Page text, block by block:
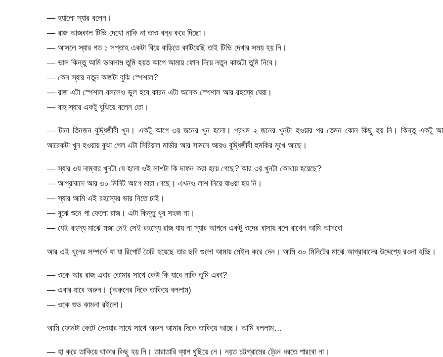
— হ্যালো স্যার বলেন।
— রাজ আজকাল টিভি দেখো নাকি না তাও বন্ধ করে দিছো।
— আসলে স্যার গত ১ সপ্তাহ একটা বিয়ে বাড়িতে কাটিয়েছি তাই টিভি দেখার সময় হয় নি।
— ভাল কিন্তু আমি ভাবলাম তুমি হয়ত আগে আমায় ফোন দিয়ে নতুন কাজটা তুমি নিবে।
— কেন স্যার নতুন কাজটা বুঝি স্পেশাল?
— রাজ এটা স্পেশাল বললেও ভুল হবে কারন এটা অনেক স্পেশাল আর রহস্যে ঘেরা।
— বাহ্ স্যার একটু বুঝিয়ে বলেন তো।
— টানা তিনজন বুদ্ধিজীবী খুন। একটু আগে ৩য় জনের খুন হলো। প্রথম ২ জনের খুনটা হওয়ার পর তেমন কোন কিছু হয় নি। কিন্তু একটু
আরেকটা খুন হওয়ায় বুঝা গেল এটা সিরিয়াল মার্ডার আর সামনে আরও বুদ্ধিজীবী হুমকির মুখে আছে।
— স্যার ৩য় নাম্বার খুনটা যে হলো ওই লাশটা কি দাফন করা হয়ে গেছে? আর ৩য় খুনটা কোথায় হয়েছে?
— আগ্রাবাদে আর ৩০ মিনিট আগে মারা গেছে। এখনও লাশ নিয়ে যাওয়া হয় নি।
— স্যার আমি এই রহস্যের ভার নিতে চাই।
— বুঝে শুনে পা ফেলো রাজ। এটা কিন্তু খুব সহজ না।
— যেই রহস্য মাঝে মজা নেই সেই রহস্যে রাজ যায় না স্যার আপনে একটু ওদের বাসায় বলে রাখেন আমি আসবো
আর এই খুনের সম্পর্কে যা যা রিপোর্ট তৈরি হয়েছে তার ছবি গুলো আমায় মেইল করে দেন। আমি ৩০ মিনিটের মাঝে আগ্রাবাদের উদ্দেশ্যে রওনা হচ্ছি।
— ওকে আর রাজ এবার তোমার সাথে কেউ কি যাবে নাকি তুমি একা?
— এবার যাবে অরুন। (অরুনের দিকে তাকিয়ে বললাম)
— ওকে শুভ কামনা রইলো।
আমি ফোনটা কেটে দেওয়ার সাথে সাথে অরুন আমার দিকে তাকিয়ে আছে। আমি বললাম…
— হা করে তাকিয়ে থাকার কিছু হয় নি। তারাতারি ব্যাগ ঘুছিয়ে নে। নয়ত চট্টগ্রামের ট্রেন ধরতে পারবো না।